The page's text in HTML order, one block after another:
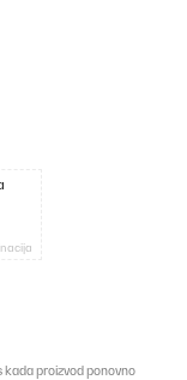
kada proizvod ponovno